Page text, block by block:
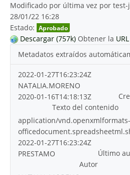
Modificado por última vez por
28/01/22 16:28
Estado: Aprobado
Descargar (757k) Obtener la URL
Metadatos extraídos
2022-01-27T16:23:24Z
NATALIA.MORENO
2020-01-16T14:18:13Z
Texto del contenido
application/vnd.openxmlformats-
2022-01-27T16:23:24Z
Último
PRESTAMO
Autor